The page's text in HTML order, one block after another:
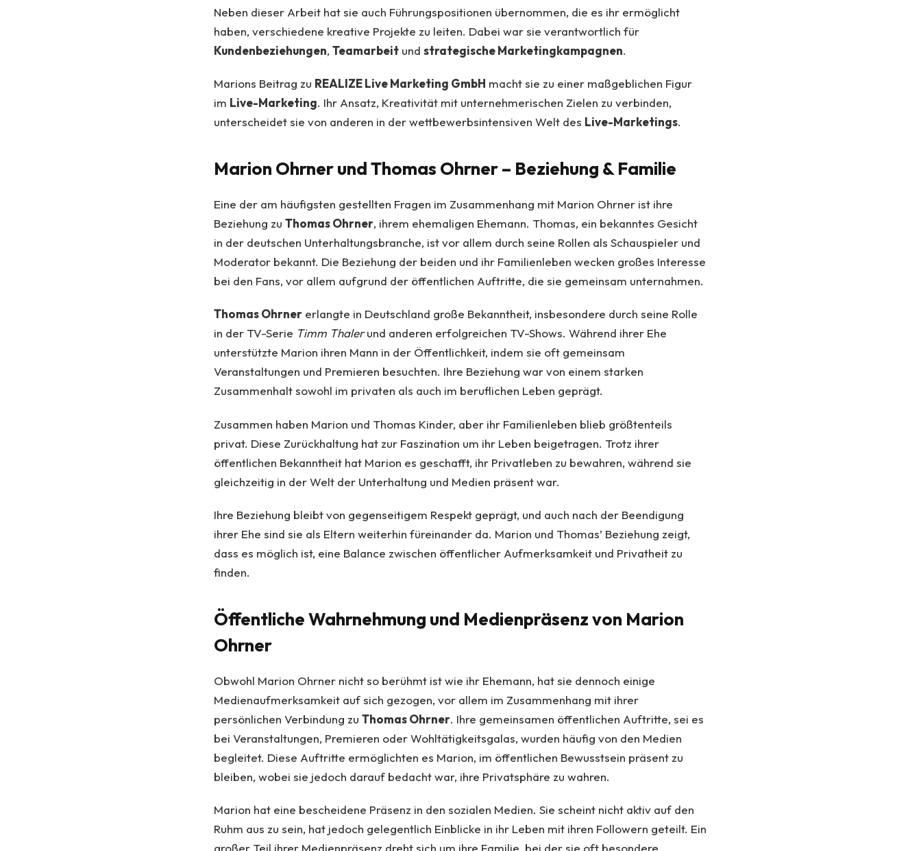
Neben dieser Arbeit hat sie auch Führungspositionen übernommen, die es ihr ermöglicht
haben, verschiedene kreative Projekte zu leiten. Dabei war sie verantwortlich für
Kundenbeziehungen, Teamarbeit und strategische Marketingkampagnen.
Marions Beitrag zu REALIZE Live Marketing GmbH macht sie zu einer maßgeblichen Figur
im Live-Marketing. Ihr Ansatz, Kreativität mit unternehmerischen Zielen zu verbinden,
unterscheidet sie von anderen in der wettbewerbsintensiven Welt des Live-Marketings.
Marion Ohrner und Thomas Ohrner – Beziehung & Familie
Eine der am häufigsten gestellten Fragen im Zusammenhang mit Marion Ohrner ist ihre
Beziehung zu Thomas Ohrner, ihrem ehemaligen Ehemann. Thomas, ein bekanntes Gesicht
in der deutschen Unterhaltungsbranche, ist vor allem durch seine Rollen als Schauspieler und
Moderator bekannt. Die Beziehung der beiden und ihr Familienleben wecken großes Interesse
bei den Fans, vor allem aufgrund der öffentlichen Auftritte, die sie gemeinsam unternahmen.
Thomas Ohrner erlangte in Deutschland große Bekanntheit, insbesondere durch seine Rolle
in der TV-Serie Timm Thalerund anderen erfolgreichen TV-Shows. Während ihrer Ehe
unterstützte Marion ihren Mann in der Öffentlichkeit, indem sie oft gemeinsam
Veranstaltungen und Premieren besuchten. Ihre Beziehung war von einem starken
Zusammenhalt sowohl im privaten als auch im beruflichen Leben geprägt.
Zusammen haben Marion und Thomas Kinder, aber ihr Familienleben blieb größtenteils
privat. Diese Zurückhaltung hat zur Faszination um ihr Leben beigetragen. Trotz ihrer
öffentlichen Bekanntheit hat Marion es geschafft, ihr Privatleben zu bewahren, während sie
gleichzeitig in der Welt der Unterhaltung und Medien präsent war.
Ihre Beziehung bleibt von gegenseitigem Respekt geprägt, und auch nach der Beendigung
ihrer Ehe sind sie als Eltern weiterhin füreinander da. Marion und Thomas’ Beziehung zeigt,
dass es möglich ist, eine Balance zwischen öffentlicher Aufmerksamkeit und Privatheit zu
finden.
Öffentliche Wahrnehmung und Medienpräsenz von Marion
Ohrner
Obwohl Marion Ohrner nicht so berühmt ist wie ihr Ehemann, hat sie dennoch einige
Medienaufmerksamkeit auf sich gezogen, vor allem im Zusammenhang mit ihrer
persönlichen Verbindung zu Thomas Ohrner. Ihre gemeinsamen öffentlichen Auftritte, sei es
bei Veranstaltungen, Premieren oder Wohltätigkeitsgalas, wurden häufig von den Medien
begleitet. Diese Auftritte ermöglichten es Marion, im öffentlichen Bewusstsein präsent zu
bleiben, wobei sie jedoch darauf bedacht war, ihre Privatsphäre zu wahren.
Marion hat eine bescheidene Präsenz in den sozialen Medien. Sie scheint nicht aktiv auf den
Ruhm aus zu sein, hat jedoch gelegentlich Einblicke in ihr Leben mit ihren Followern geteilt. Ein
großer Teil ihrer Medienpräsenz dreht sich um ihre Familie, bei der sie oft besondere